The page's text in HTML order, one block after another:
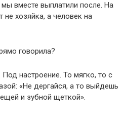
вместе выплатили после. На
не хозяйка, а человек на
говорила?
настроение. То мягко, то с
«Не дергайся, а то выйдешь
и зубной щеткой».